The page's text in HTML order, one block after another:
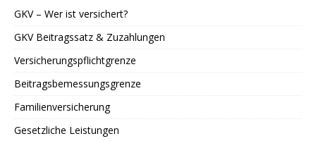
GKV – Wer ist versichert?
GKV Beitragssatz & Zuzahlungen
Versicherungspflichtgrenze
Beitragsbemessungsgrenze
Familienversicherung
Gesetzliche Leistungen